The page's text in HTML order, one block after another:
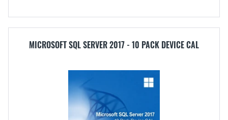
MICROSOFT SQL SERVER 2017 - 10 PACK DEVICE CAL